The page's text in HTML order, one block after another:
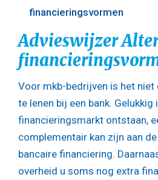
financieringsvormen
Advieswijzer
Voor mkb-bedrijven is het niet
te lenen bij een bank. Gelukkig
financieringsmarkt ontstaan,
complementair kan zijn aan
bancaire financiering.
overheid u soms nog extra